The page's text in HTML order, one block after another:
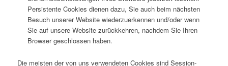
Persistente Cookies dienen dazu, Sie auch beim nächsten
Besuch unserer Website wiederzuerkennen und/oder wenn
Sie auf unsere Website zurückkehren, nachdem Sie Ihren
Browser geschlossen haben.
Die meisten der von uns verwendeten Cookies sind Session-